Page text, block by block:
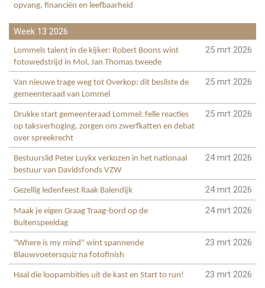
opvang, financiën en leefbaarheid
Week 13 2026
Lommels talent in de kijker: Robert Boons wint
fotowedstrijd in Mol, Jan Thomas tweede
25 mrt 2026
Van nieuwe trage weg tot Overkop: dit besliste de
gemeenteraad van Lommel
25 mrt 2026
Drukke start gemeenteraad Lommel: felle reacties
op taksverhoging, zorgen om zwerfkatten en debat
over spreekrecht
25 mrt 2026
Bestuurslid Peter Luykx verkozen in het nationaal
bestuur van Davidsfonds VZW
24 mrt 2026
Gezellig ledenfeest Raak Balendijk 24 mrt 2026
Maak je eigen Graag Traag-bord op de
Buitenspeeldag
24 mrt 2026
"Where is my mind" wint spannende
Blauwvoetersquiz na fotofinish
23 mrt 2026
Haal die loopambities uit de kast en Start to run! 23 mrt 2026